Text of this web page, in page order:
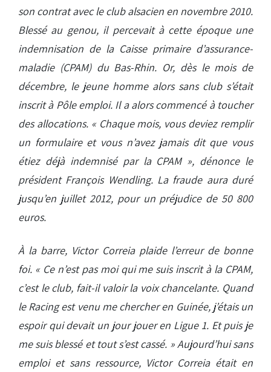
son contrat avec le club alsacien en novembre 2010.
Blessé au genou, il percevait à cette époque une
indemnisation de la Caisse primaire d’assurance-
maladie (CPAM) du Bas-Rhin. Or, dès le mois de
décembre, le jeune homme alors sans club s’était
inscrit à Pôle emploi. Il a alors commencé à toucher
des allocations. « Chaque mois, vous deviez remplir
un formulaire et vous n’avez jamais dit que vous
étiez déjà indemnisé par la CPAM », dénonce le
président François Wendling. La fraude aura duré
jusqu’en juillet 2012, pour un préjudice de 50 800
euros.
À la barre, Victor Correia plaide l’erreur de bonne
foi. « Ce n’est pas moi qui me suis inscrit à la CPAM,
c’est le club, fait-il valoir la voix chancelante. Quand
le Racing est venu me chercher en Guinée, j’étais un
espoir qui devait un jour jouer en Ligue 1. Et puis je
me suis blessé et tout s’est cassé. » Aujourd’hui sans
emploi et sans ressource, Victor Correia était en